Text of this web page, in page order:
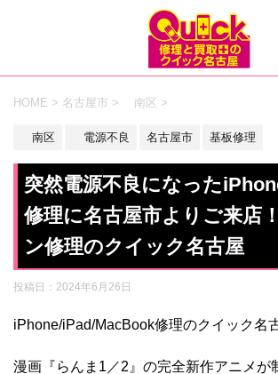
HOME > 名古屋市 > 南区 >
南区 電源不良 名古屋市 基板修理
突然電源不良になった
修理に名古屋市よりご来店
ン修理のクイック名古屋
投稿日： 2024年6月26日
iPhone/iPad/MacBook修理のクイック名
漫画『らんま1／2』の完全新作アニメが